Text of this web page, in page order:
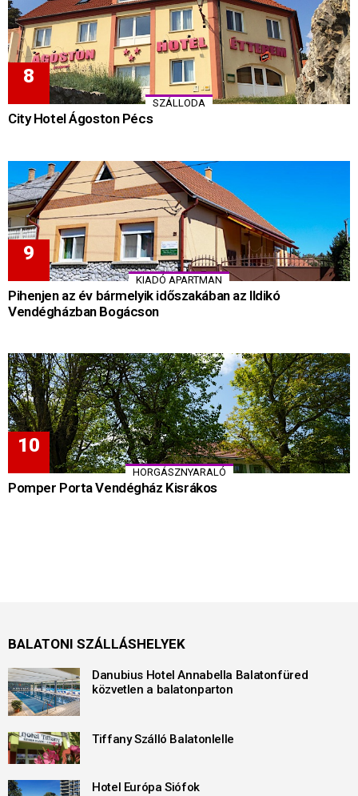
SZÁLLODA
City Hotel Ágoston Pécs
KIADÓ APARTMAN
Pihenjen az év bármelyik időszakában az Ildikó
Vendégházban Bogácson
HORGÁSZNYARALÓ
Pomper Porta Vendégház Kisrákos
BALATONI SZÁLLÁSHELYEK
Danubius Hotel Annabella Balatonfüred
közvetlen a balatonparton
Tiffany Szálló Balatonlelle
Hotel Európa Siófok